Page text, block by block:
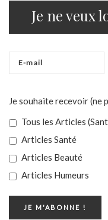
Je ne veux
Je souhaite recevoir (ne
Tous les Articles
Articles Santé
Articles Beauté
Articles Humeurs